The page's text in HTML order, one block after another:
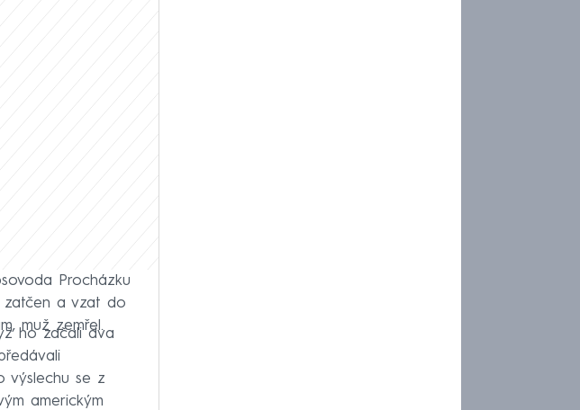
Procházku
zatčen a vzat do
muž zemřel.
ho začali dva
výslechu se z
americkým